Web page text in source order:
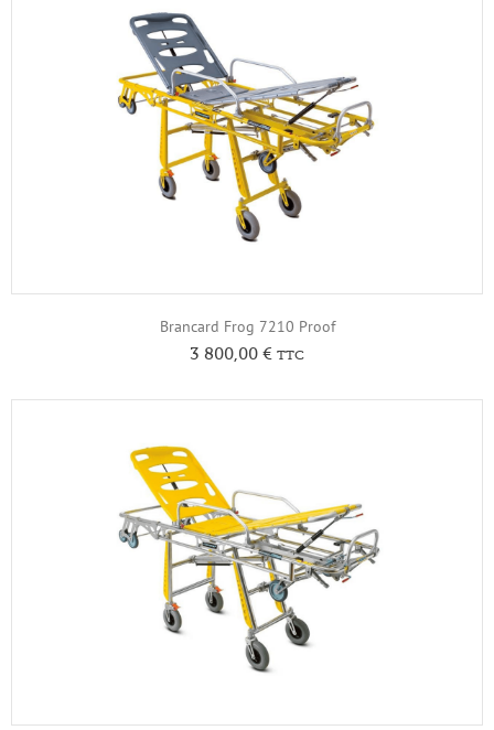
Brancard Frog 7210 Proof
3 800,00 € TTC